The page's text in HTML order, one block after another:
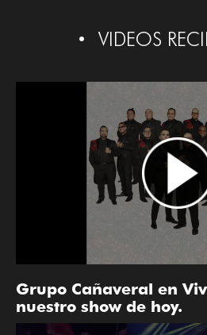
VIDEOS
Grupo Cañaveral en
nuestro show de hoy.